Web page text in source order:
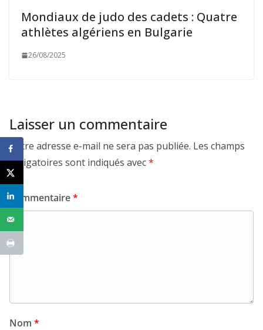
Mondiaux de judo des cadets : Quatre
athlètes algériens en Bulgarie
26/08/2025
Laisser un commentaire
Votre adresse e-mail ne sera pas publiée. Les champs
obligatoires sont indiqués avec*
Commentaire*
Nom *